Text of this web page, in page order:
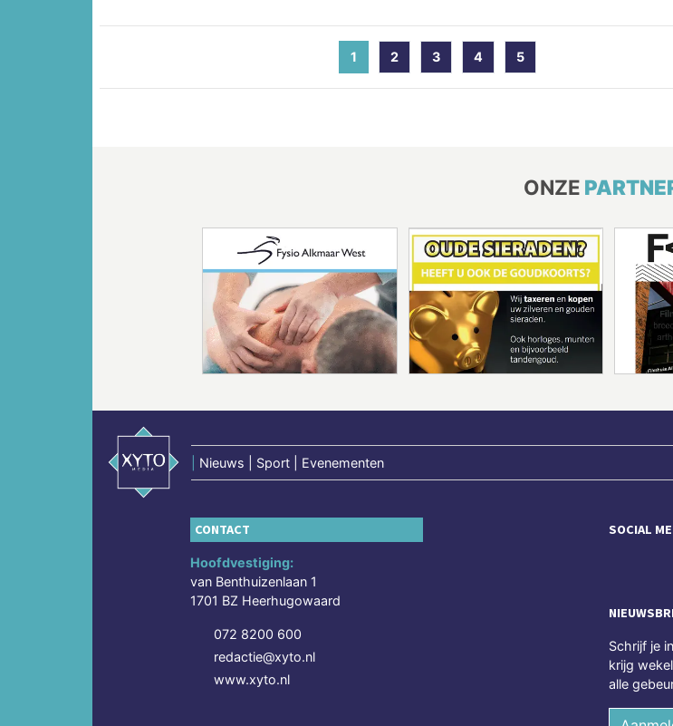
1 (current)
2 3 4 5
ONZE
Nieuws | Sport | Evenementen
CONTACT
Hoofdvestiging:
van Benthuizenlaan 1
1701 BZ Heerhugowaard
072 8200 600
redactie@xyto.nl
www.xyto.nl
SOCIAL
Schrijf je
krijg
alle